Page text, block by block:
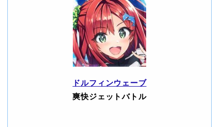
ドルフィンウェーブ
爽快ジェットバトル